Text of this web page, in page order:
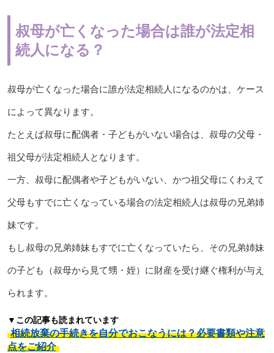
叔母が亡くなった場合は誰が法定相
続人になる？
叔母が亡くなった場合に誰が法定相続人になるのかは、ケース
によって異なります。
たとえば叔母に配偶者・子どもがいない場合は、叔母の父母・
祖父母が法定相続人となります。
一方、叔母に配偶者や子どもがいない、かつ祖父母にくわえて
父母もすでに亡くなっている場合の法定相続人は叔母の兄弟姉
妹です。
もし叔母の兄弟姉妹もすでに亡くなっていたら、その兄弟姉妹
の子ども（叔母から見て甥・姪）に財産を受け継ぐ権利が与え
られます。
▼この記事も読まれています
相続放棄の手続きを自分でおこなうには？必要書類や注意
点をご紹介